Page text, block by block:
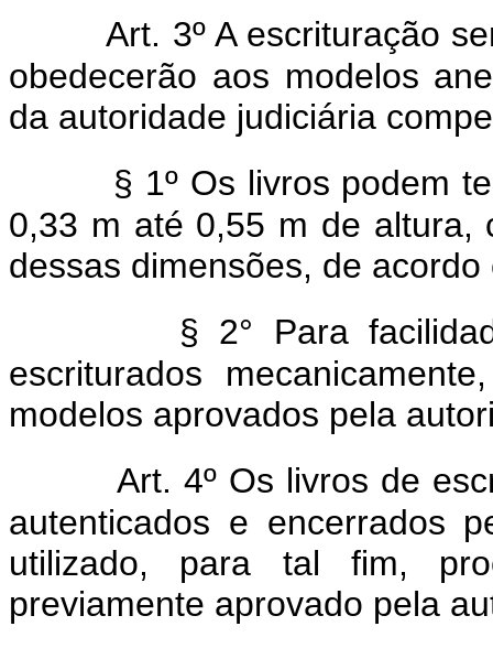
Art. 3º A escrituração
obedecerão aos modelos
da autoridade judiciária
§ 1º Os livros podem
0,33 m até 0,55 m de altura,
dessas dimensões, de
§ 2° Para
escriturados
modelos aprovados pela
Art. 4º Os livros de
autenticados e encerrados
utilizado, para tal fim,
previamente aprovado pela